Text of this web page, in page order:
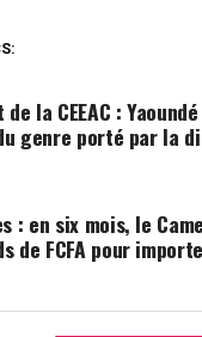
la CEEAC :
genre porté par la
: en six mois, le
de FCFA pour